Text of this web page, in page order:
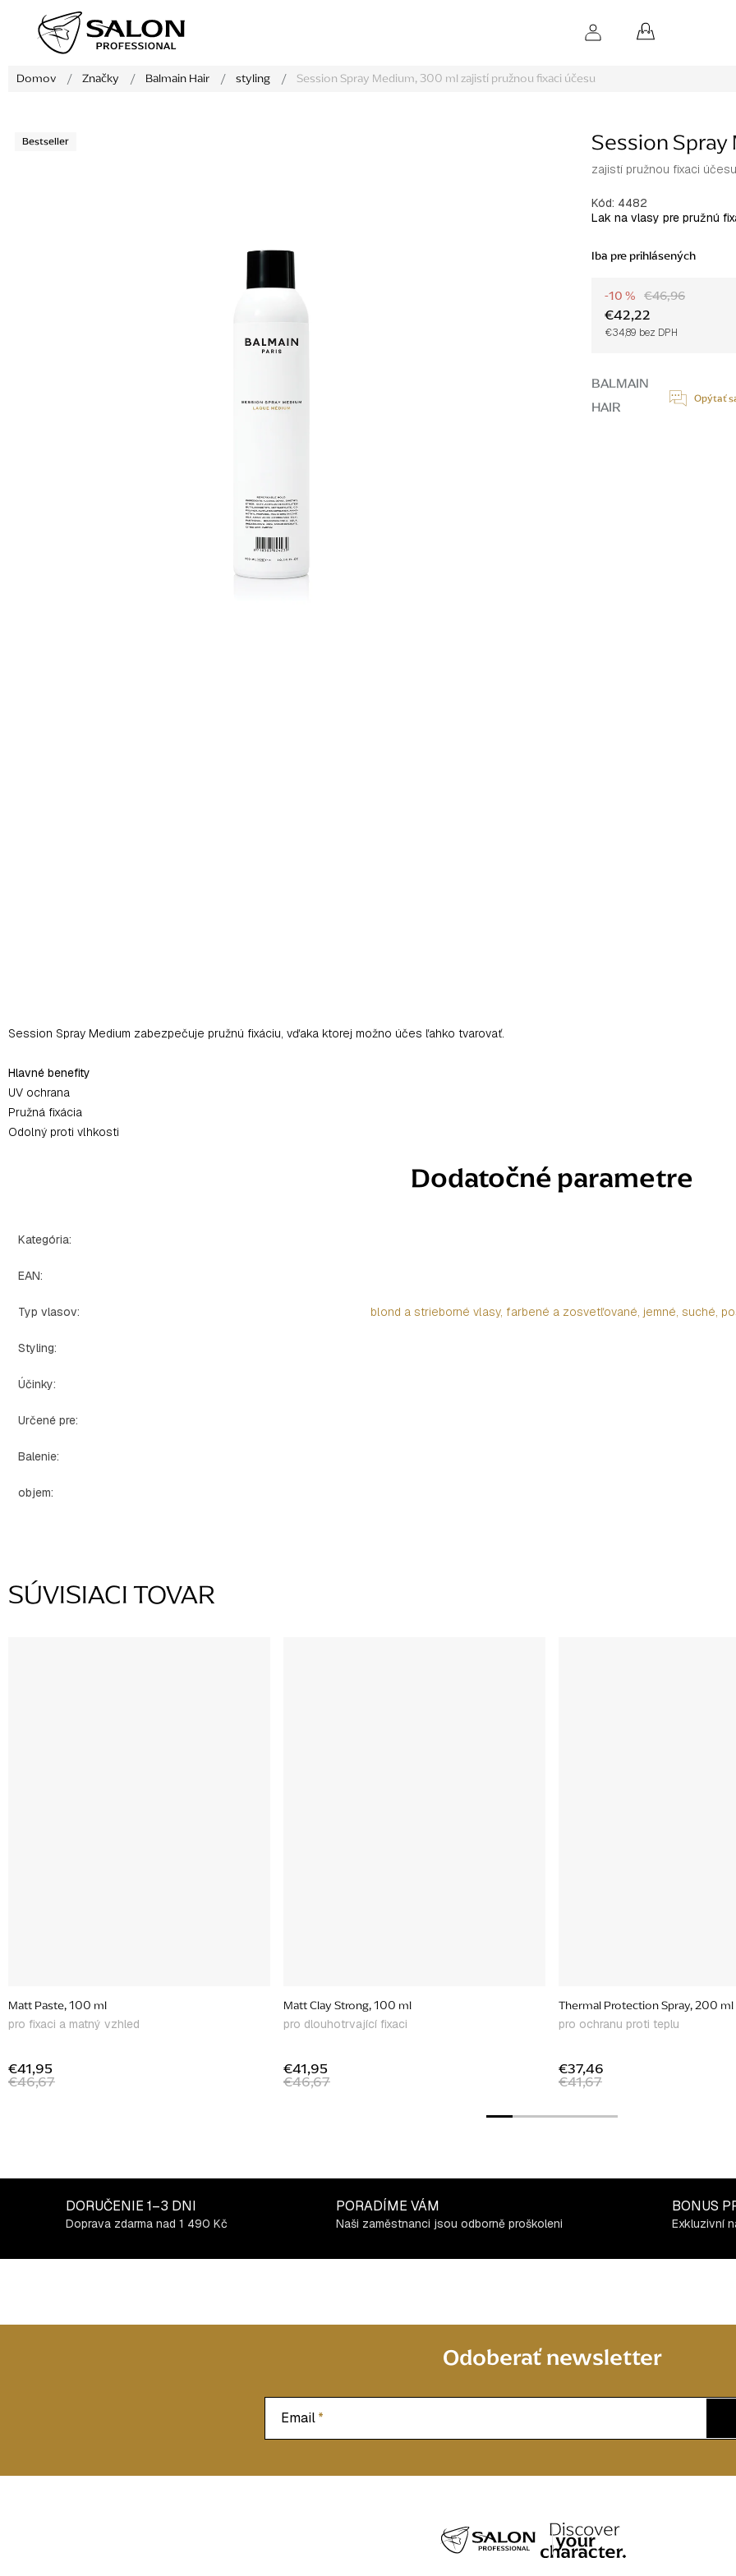
NÁKUPNÝ
KOŠÍK
Domov
/ Značky / Balmain Hair / styling / Session Spray Medium, 300 mlzajistí pružnou fixaci účesu
Bestseller Session
zajistí pružnou fixaci účesu
Kód: 4482
Lak na vlasy pre pružnú
Iba pre prihlásených
€46,96
-10 %
€42,22
€34,89 bez DPH
BALMAIN
HAIR
Opýtať
Session Spray Medium zabezpečuje pružnú fixáciu, vďaka ktorej možno účes ľahko tvarovať.
Hlavné benefity
UV ochrana
Pružná fixácia
Odolný proti vlhkosti
Dodatočné parametre
Kategória:
EAN:
Typ vlasov: blond a strieborné vlasy, farbené a zosvetľované, jemné, suché,
Styling:
Účinky:
Určené pre:
Balenie:
objem:
SÚVISIACI TOVAR
Matt Paste, 100 ml
pro fixaci a matný vzhled
€46,67
€41,95
Matt Clay Strong, 100 ml
pro dlouhotrvající fixaci
€46,67
€41,95
Thermal Protection Spray, 200 ml
pro ochranu proti teplu
€41,67
€37,46
DORUČENIE 1–3 DNI
Doprava zdarma nad 1 490 Kč
PORADÍME VÁM
Naši zaměstnanci jsou odborně proškoleni
BONUS
Exkluzivní
Odoberať newsletter
Email